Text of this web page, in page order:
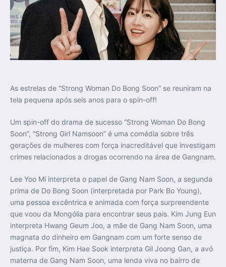
As estrelas de “Strong Woman Do Bong Soon” se reuniram na
tela pequena após seis anos para o spin-off!
Um spin-off do drama de sucesso “Strong Woman Do Bong
Soon”, “Strong Girl Namsoon” é uma comédia sobre três
gerações de mulheres com força inacreditável que investigam
crimes relacionados a drogas ocorrendo na área de Gangnam.
Lee Yoo Mi interpreta o papel de Gang Nam Soon, a segunda
prima de Do Bong Soon (interpretada por Park Bo Young),
uma pessoa excêntrica e animada com força surpreendente
que voou da Mongólia para encontrar seus pais. Kim Jung Eun
interpreta Hwang Geum Joo, a mãe de Gang Nam Soon, uma
magnata do dinheiro em Gangnam com um forte senso de
justiça. Por fim, Kim Hae Sook interpreta Gil Joong Gan, a avó
materna de Gang Nam Soon, uma lenda viva no bairro de